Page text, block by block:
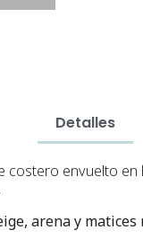
Detalles
envuelto
arena y matices